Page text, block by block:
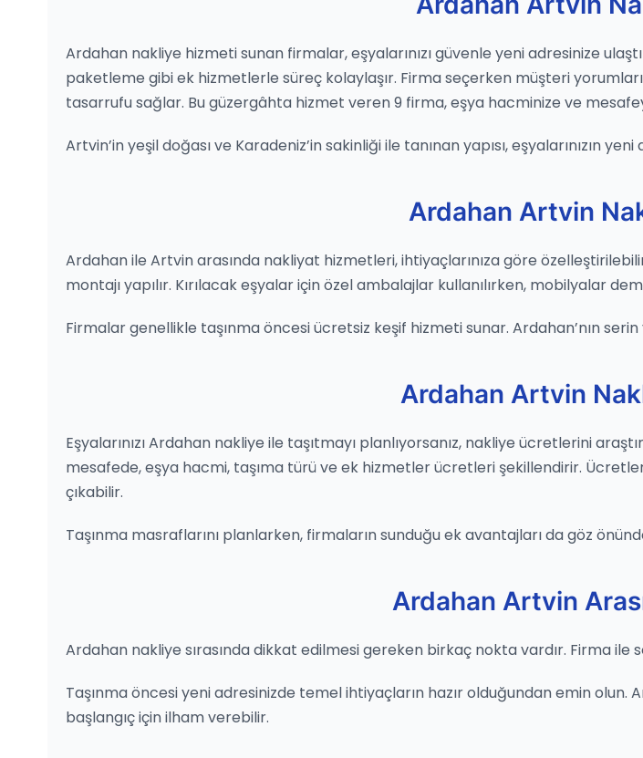
Ardahan nakliye hizmeti sunan firmalar, eşyalarınızı güvenle yeni adresinize
paketleme gibi ek hizmetlerle süreç kolaylaşır. Firma seçerken müşteri
tasarrufu sağlar. Bu güzergâhta hizmet veren 9 firma, eşya hacminize ve
Artvin’in yeşil doğası ve Karadeniz’in sakinliği ile tanınan yapısı, eşyalarınızın
Ardahan Artvin
Ardahan ile Artvin arasında nakliyat hizmetleri, ihtiyaçlarınıza göre
montajı yapılır. Kırılacak eşyalar için özel ambalajlar kullanılırken, mobilyalar
Firmalar genellikle taşınma öncesi ücretsiz keşif hizmeti sunar. Ardahan’nın
Ardahan Artvin
Eşyalarınızı Ardahan nakliye ile taşıtmayı planlıyorsanız, nakliye ücretlerini
mesafede, eşya hacmi, taşıma türü ve ek hizmetler ücretleri şekillendirir.
çıkabilir.
Taşınma masraflarını planlarken, firmaların sunduğu ek avantajları da göz
Ardahan Artvin Arası
Ardahan nakliye sırasında dikkat edilmesi gereken birkaç nokta vardır. Firma ile
Taşınma öncesi yeni adresinizde temel ihtiyaçların hazır olduğundan emin olun.
başlangıç için ilham verebilir.